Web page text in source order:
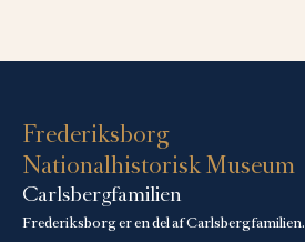
Frederiksborg
Nationalhistorisk Museum
Carlsbergfamilien
Frederiksborg er en del af Carlsbergfamilien.